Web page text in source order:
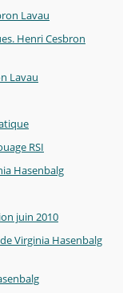
Lavau
Henri Cesbron
Lavau
RSI
Hasenbalg
juin 2010
Virginia Hasenbalg